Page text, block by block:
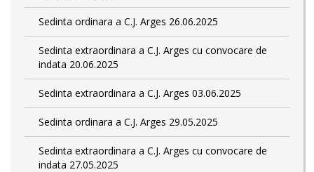
Sedinta ordinara a C.J. Arges 26.06.2025
Sedinta extraordinara a C.J. Arges cu convocare de
indata 20.06.2025
Sedinta extraordinara a C.J. Arges 03.06.2025
Sedinta ordinara a C.J. Arges 29.05.2025
Sedinta extraordinara a C.J. Arges cu convocare de
indata 27.05.2025